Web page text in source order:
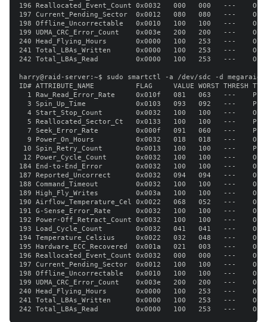
196 Reallocated_Event_Count 0x0032   000   000   ---
197 Current_Pending_Sector  0x0012   080   080   ---
198 Offline_Uncorrectable   0x0010   100   100   ---
199 UDMA_CRC_Error_Count    0x003e   200   200   ---
240 Head_Flying_Hours       0x0000   100   253   ---
241 Total_LBAs_Written      0x0000   100   253   ---
242 Total_LBAs_Read         0x0000   100   253   ---
harry@raid-server:~$ sudo smartctl -a /dev/sdc -d
ID# ATTRIBUTE_NAME          FLAG     VALUE WORST THRESH
1 Raw_Read_Error_Rate     0x010f   081   063   ---
3 Spin_Up_Time            0x0103   093   092   ---
4 Start_Stop_Count        0x0032   100   100   ---
5 Reallocated_Sector_Ct   0x0133   100   100   ---
7 Seek_Error_Rate         0x000f   091   060   ---
9 Power_On_Hours          0x0032   018   018   ---
10 Spin_Retry_Count        0x0013   100   100   ---
12 Power_Cycle_Count       0x0032   100   100   ---
184 End-to-End_Error        0x0032   100   100   ---
187 Reported_Uncorrect      0x0032   094   094   ---
188 Command_Timeout         0x0032   100   100   ---
189 High_Fly_Writes         0x003a   100   100   ---
190 Airflow_Temperature_Cel 0x0022   068   052   ---
191 G-Sense_Error_Rate      0x0032   100   100   ---
192 Power-Off_Retract_Count 0x0032   100   100   ---
193 Load_Cycle_Count        0x0032   041   041   ---
194 Temperature_Celsius     0x0022   032   048   ---
195 Hardware_ECC_Recovered  0x001a   021   003   ---
196 Reallocated_Event_Count 0x0032   000   000   ---
197 Current_Pending_Sector  0x0012   100   100   ---
198 Offline_Uncorrectable   0x0010   100   100   ---
199 UDMA_CRC_Error_Count    0x003e   200   200   ---
240 Head_Flying_Hours       0x0000   100   253   ---
241 Total_LBAs_Written      0x0000   100   253   ---